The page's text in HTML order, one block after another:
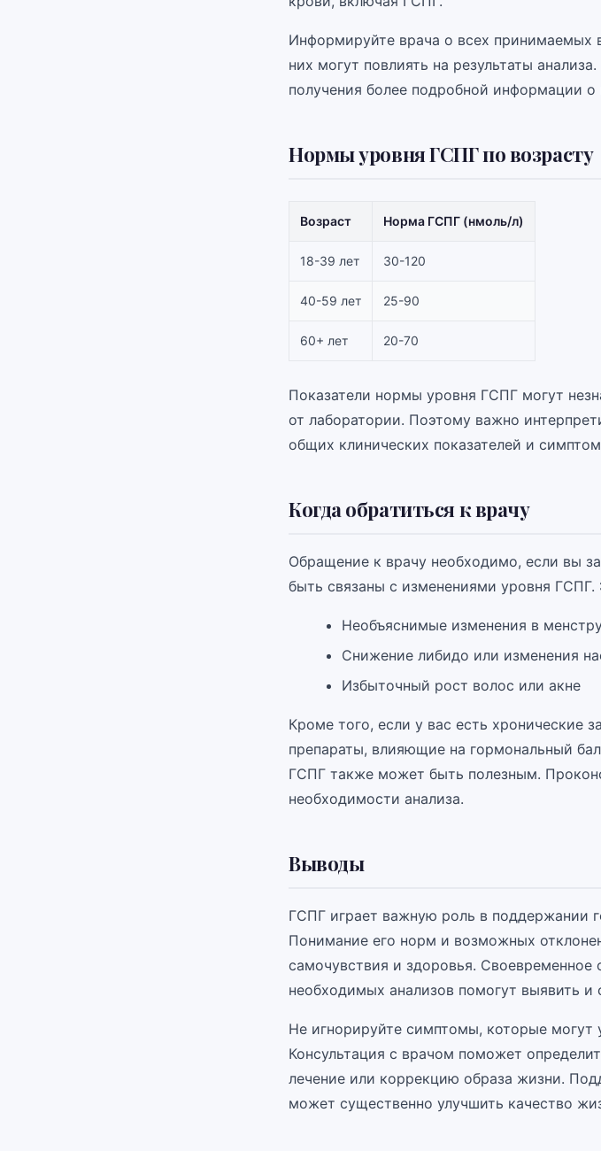
Информируйте врача о всех принимаемых
них могут повлиять на результаты
получения более подробной информации о
Нормы уровня ГСПГ по возрасту
Возраст Норма ГСПГ (нмоль/л)
18-39 лет 30-120
40-59 лет 25-90
60+ лет 20-70
Показатели нормы уровня ГСПГ могут
от лаборатории. Поэтому важно
общих клинических показателей и
Когда обратиться к врачу
Обращение к врачу необходимо, если вы
быть связаны с изменениями уровня ГСПГ.
Необъяснимые изменения в
Снижение либидо или изменения
Избыточный рост волос или акне
Кроме того, если у вас есть хронические
препараты, влияющие на гормональный
ГСПГ также может быть полезным.
необходимости анализа.
Выводы
ГСПГ играет важную роль в поддержании
Понимание его норм и возможных
самочувствия и здоровья.
необходимых анализов помогут выявить
Не игнорируйте симптомы, которые могут
Консультация с врачом поможет
лечение или коррекцию образа жизни.
может существенно улучшить качество